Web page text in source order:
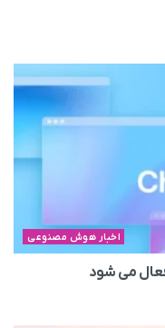
اخبار هوش مصنوعی